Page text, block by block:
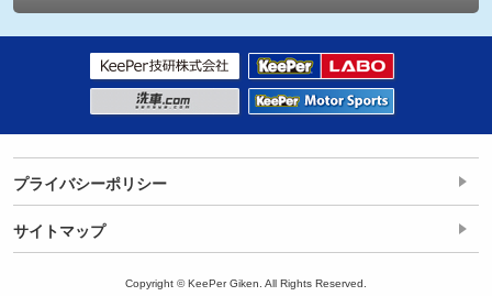
プライバシーポリシー
サイトマップ
Copyright © KeePer Giken. All Rights Reserved.